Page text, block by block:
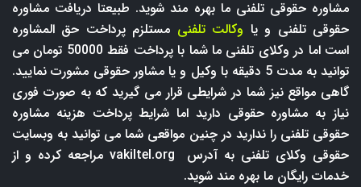
مشاوره حقوقی تلفنی ما بهره مند شوید. طبیعتا دریافت مشاوره
حقوقی تلفنی و یا وکالت تلفنی مستلزم پرداخت حق المشاوره
است اما در وکلای تلفنی ما شما با پرداخت فقط 50000 تومان می
توانید به مدت 5 دقیقه با وکیل و یا مشاور حقوقی مشورت نمایید.
گاهی مواقع نیز شما در شرایطی قرار می گیرید که به صورت فوری
نیاز به مشاوره حقوقی دارید اما شرایط پرداخت هزینه مشاوره
حقوقی تلفنی را ندارید در چنین مواقعی شما می توانید به وبسایت
حقوقی وکلای تلفنی به آدرس
vakiltel.org مراجعه کرده و از
خدمات رایگان ما بهره مند شوید.